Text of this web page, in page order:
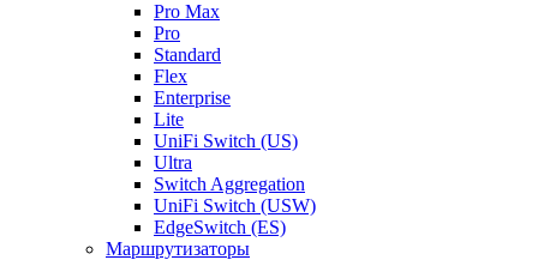
Pro Max
Pro
Standard
Flex
Enterprise
Lite
UniFi Switch (US)
Ultra
Switch Aggregation
UniFi Switch (USW)
EdgeSwitch (ES)
Маршрутизаторы